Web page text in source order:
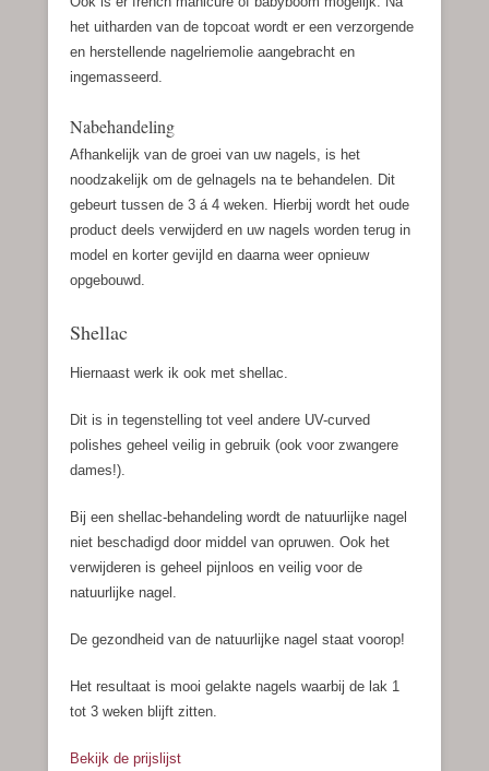
het uitharden van de topcoat wordt er een verzorgende
en herstellende nagelriemolie aangebracht en
ingemasseerd.
Nabehandeling
Afhankelijk van de groei van uw nagels, is het
noodzakelijk om de gelnagels na te behandelen. Dit
gebeurt tussen de 3 á 4 weken. Hierbij wordt het oude
product deels verwijderd en uw nagels worden terug in
model en korter gevijld en daarna weer opnieuw
opgebouwd.
Shellac
Hiernaast werk ik ook met shellac.
Dit is in tegenstelling tot veel andere UV-curved
polishes geheel veilig in gebruik (ook voor zwangere
dames!).
Bij een shellac-behandeling wordt de natuurlijke nagel
niet beschadigd door middel van opruwen. Ook het
verwijderen is geheel pijnloos en veilig voor de
natuurlijke nagel.
De gezondheid van de natuurlijke nagel staat voorop!
Het resultaat is mooi gelakte nagels waarbij de lak 1
tot 3 weken blijft zitten.
Bekijk de prijslijst